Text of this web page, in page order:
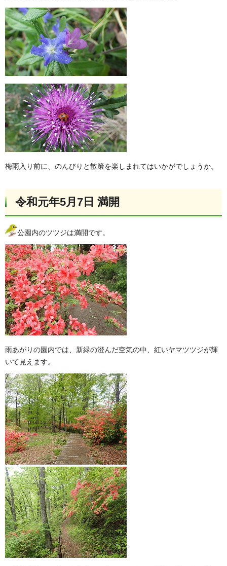
梅雨入り前に、のんびりと散策を楽しまれてはいかがでしょうか。
令和元年5月7日 満開
公園内のツツジは満開です。
雨あがりの園内では、新緑の澄んだ空気の中、紅いヤマツツジが輝
いて見えます。